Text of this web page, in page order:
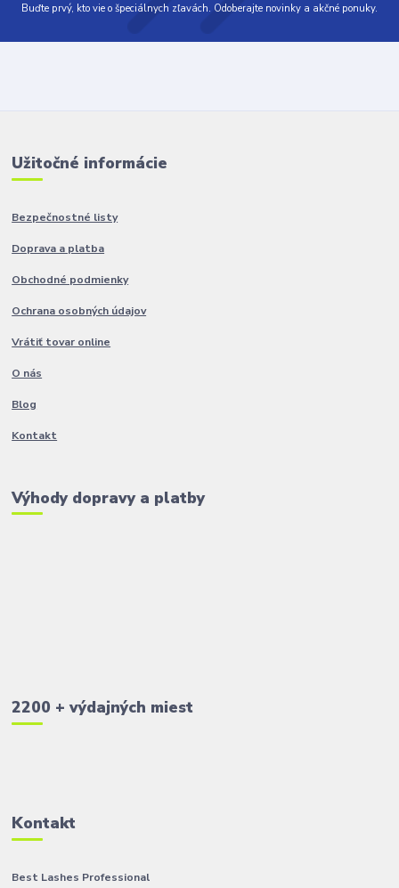
Buďte prvý, kto vie o špeciálnych zľavách. Odoberajte novinky a akčné ponuky.
Užitočné informácie
Bezpečnostné listy
Doprava a platba
Obchodné podmienky
Ochrana osobných údajov
Vrátiť tovar online
O nás
Blog
Kontakt
Výhody dopravy a platby
2200 + výdajných miest
Kontakt
Best Lashes Professional